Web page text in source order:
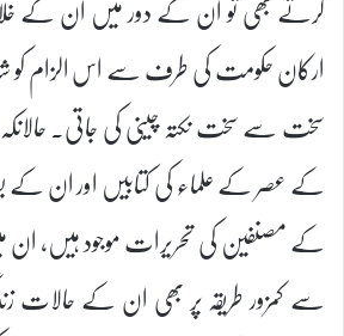
ارکان حکومت کی طرف سے اس الزام کو
سخت سے سخت نکتہ چینی کی جاتی۔
کے عصر کے علماء کی کتابیں اور ان
کے مصنفین کی تحریرات موجود ہیں،
سے کمزور طریقہ پر بھی ان کے